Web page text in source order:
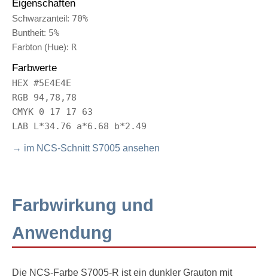
Eigenschaften
Schwarzanteil: 70%
Buntheit: 5%
Farbton (Hue): R
Farbwerte
HEX #5E4E4E
RGB 94,78,78
CMYK 0 17 17 63
LAB L*34.76 a*6.68 b*2.49
→ im NCS-Schnitt S7005 ansehen
Farbwirkung und
Anwendung
Die NCS-Farbe S7005-R ist ein dunkler Grauton mit